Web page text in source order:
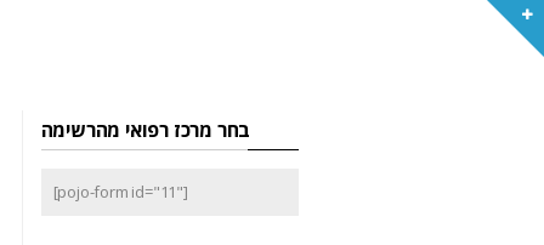
בחר מרכז רפואי מהרשימה
[pojo-form id="11"]